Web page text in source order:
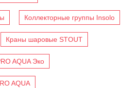
Коллекторные группы Insolo
Краны шаровые STOUT
AQUA Эко
AQUA